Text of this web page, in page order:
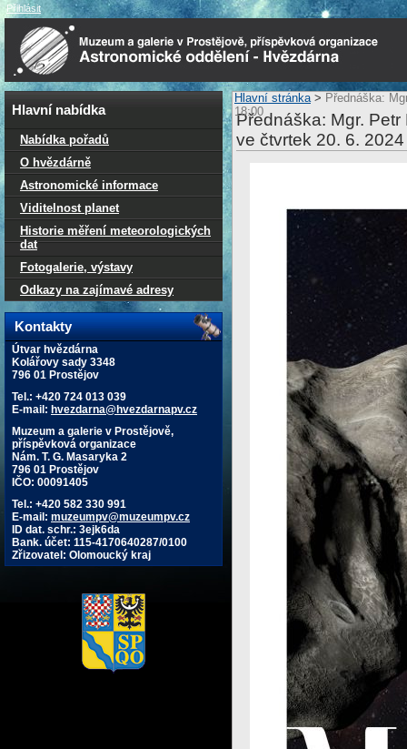
Hlavní nabídka
Nabídka pořadů
O hvězdárně
Astronomické informace
Viditelnost planet
Historie měření meteorologických
dat
Fotogalerie, výstavy
Odkazy na zajímavé adresy
Kontakty
Útvar hvězdárna
Kolářovy sady 3348
796 01 Prostějov
Tel.: +420 724 013 039
E-mail: hvezdarna@hvezdarnapv.cz
Muzeum a galerie v Prostějově,
příspěvková organizace
Nám. T. G. Masaryka 2
796 01 Prostějov
IČO: 00091405
Tel.: +420 582 330 991
E-mail: muzeumpv@muzeumpv.cz
ID dat. schr.: 3ejk6da
Bank. účet: 115-4170640287/0100
Zřizovatel: Olomoucký kraj
Hlavní stránka> Přednáška:
18:00
Přednáška: Mgr.
ve čtvrtek 20. 6.
Přihlásit